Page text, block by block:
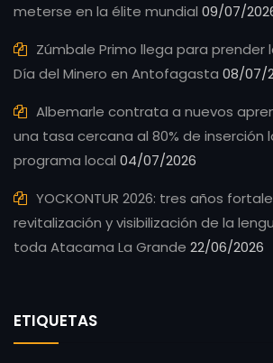
meterse en la élite mundial 09/07/
Zúmbale Primo llega para prender
Día del Minero en Antofagasta 08/07/
Albemarle contrata a nuevos
una tasa cercana al 80% de inserción
programa local 04/07/2026
YOCKONTUR 2026: tres años
revitalización y visibilización de la
toda Atacama La Grande 22/06/2026
ETIQUETAS